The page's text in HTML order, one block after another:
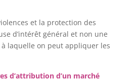
et la protection des
d’intérêt général et non une
laquelle on peut appliquer les
d’attribution d’un marché